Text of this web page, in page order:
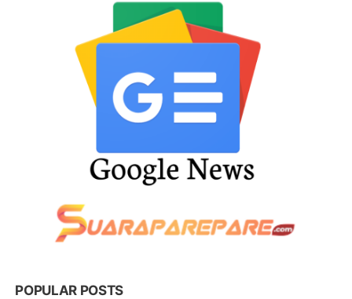
POPULAR POSTS